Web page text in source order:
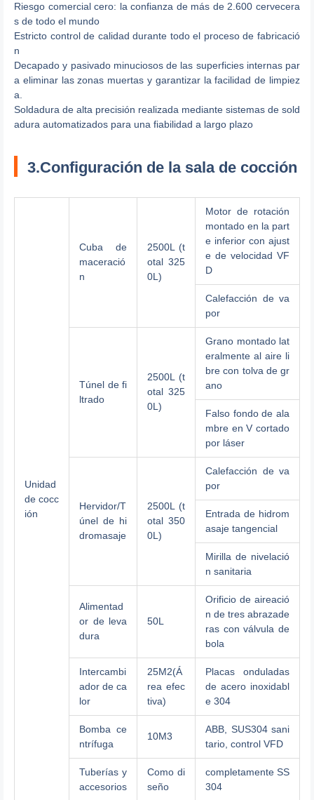
Riesgo comercial cero: la confianza de más de 2.600 cervecera
s de todo el mundo
Estricto control de calidad durante todo el proceso de fabricació
n
Decapado y pasivado minuciosos de las superficies internas par
a eliminar las zonas muertas y garantizar la facilidad de limpiez
a.
Soldadura de alta precisión realizada mediante sistemas de sold
adura automatizados para una fiabilidad a largo plazo
3.Configuración de la sala de cocción
Unidad
de cocc
ión
Cuba de
maceració
n
2500L (t
otal 325
0L)
Motor de rotación
montado en la part
e inferior con ajust
e de velocidad VF
D
Calefacción de va
por
Túnel de fi
ltrado
2500L (t
otal 325
0L)
Grano montado lat
eralmente al aire li
bre con tolva de gr
ano
Falso fondo de ala
mbre en V cortado
por láser
Hervidor/T
únel de hi
dromasaje
2500L (t
otal 350
0L)
Calefacción de va
por
Entrada de hidrom
asaje tangencial
Mirilla de nivelació
n sanitaria
Alimentad
or de leva
dura
50L
Orificio de aireació
n de tres abrazade
ras con válvula de
bola
Intercambi
ador de ca
lor
25M2(Á
rea efec
tiva)
Placas onduladas
de acero inoxidabl
e 304
Bomba ce
ntrífuga
10M3
ABB, SUS304 sani
tario, control VFD
Tuberías y
accesorios
Como di
seño
completamente SS
304